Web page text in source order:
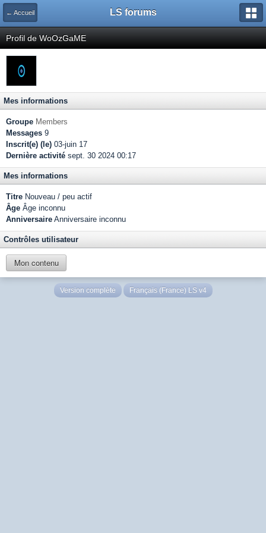
← Accueil LS forums
Profil de WoOzGaME
Mes informations
Groupe Members
Messages 9
Inscrit(e) (le) 03-juin 17
Dernière activité sept. 30 2024 00:17
Mes informations
Titre Nouveau / peu actif
Âge Âge inconnu
Anniversaire Anniversaire inconnu
Contrôles utilisateur
Mon contenu
Version complète Français (France) LS v4